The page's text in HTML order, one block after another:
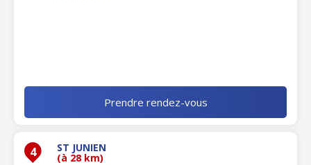
Prendre rendez-vous
4 ST JUNIEN
(à 28 km)